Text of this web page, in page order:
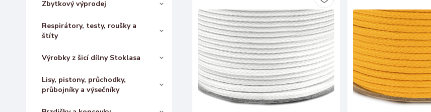
Zbytkový výprodej
Respirátory, testy, roušky a
štíty
Výrobky z šicí dílny Stoklasa
Lisy, pistony, průchodky,
průbojníky a výsečníky